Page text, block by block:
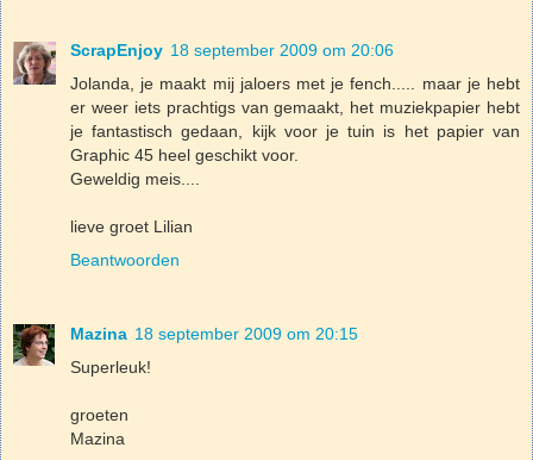
ScrapEnjoy 18 september 2009 om 20:06
Jolanda, je maakt mij jaloers met je fench..... maar je hebt
er weer iets prachtigs van gemaakt, het muziekpapier hebt
je fantastisch gedaan, kijk voor je tuin is het papier van
Graphic 45 heel geschikt voor.
Geweldig meis....
lieve groet Lilian
Beantwoorden
Mazina 18 september 2009 om 20:15
Superleuk!
groeten
Mazina